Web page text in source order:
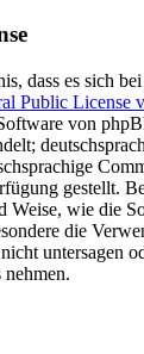
dass es sich
Public License
von
gestellt.
Weise, wie die
die
untersagen